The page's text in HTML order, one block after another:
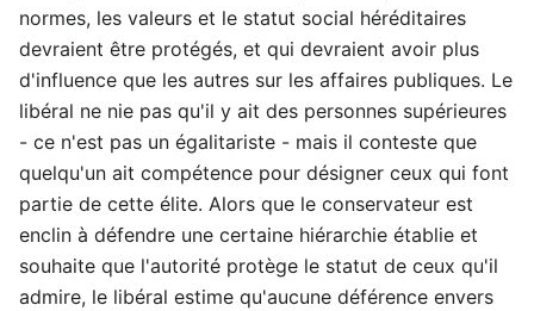
normes, les valeurs et le statut social héréditaires
devraient être protégés, et qui devraient avoir plus
d'influence que les autres sur les affaires publiques. Le
libéral ne nie pas qu'il y ait des personnes supérieures
- ce n'est pas un égalitariste - mais il conteste que
quelqu'un ait compétence pour désigner ceux qui font
partie de cette élite. Alors que le conservateur est
enclin à défendre une certaine hiérarchie établie et
souhaite que l'autorité protège le statut de ceux qu'il
admire, le libéral estime qu'aucune déférence envers